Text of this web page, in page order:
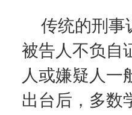
传统的刑事
被告人不负自
人或嫌疑人一
出台后，多数